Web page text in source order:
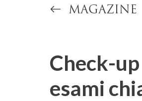
MAGAZINE
Check-
esami